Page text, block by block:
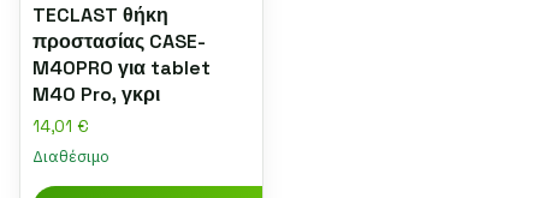
TECLAST θήκη
προστασίας CASE-
M40PRO για tablet
M40 Pro, γκρι
14,01 €
Διαθέσιμο